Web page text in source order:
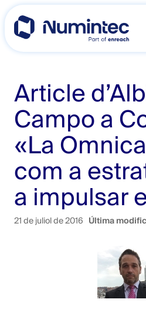
Skip
content
Article
Campo a
«La
com a
a impulsar
21 de juliol de 2016 Última